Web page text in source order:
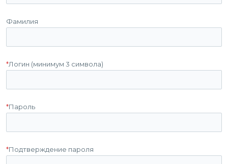
Фамилия
*Логин (минимум 3 символа)
*Пароль
*Подтверждение пароля